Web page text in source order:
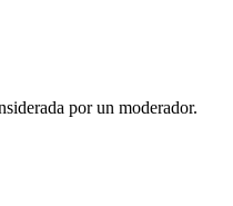
por un moderador.